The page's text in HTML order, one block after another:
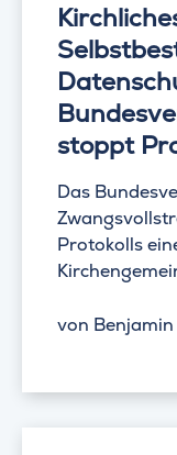
stoppt
Das
Protokolls
von